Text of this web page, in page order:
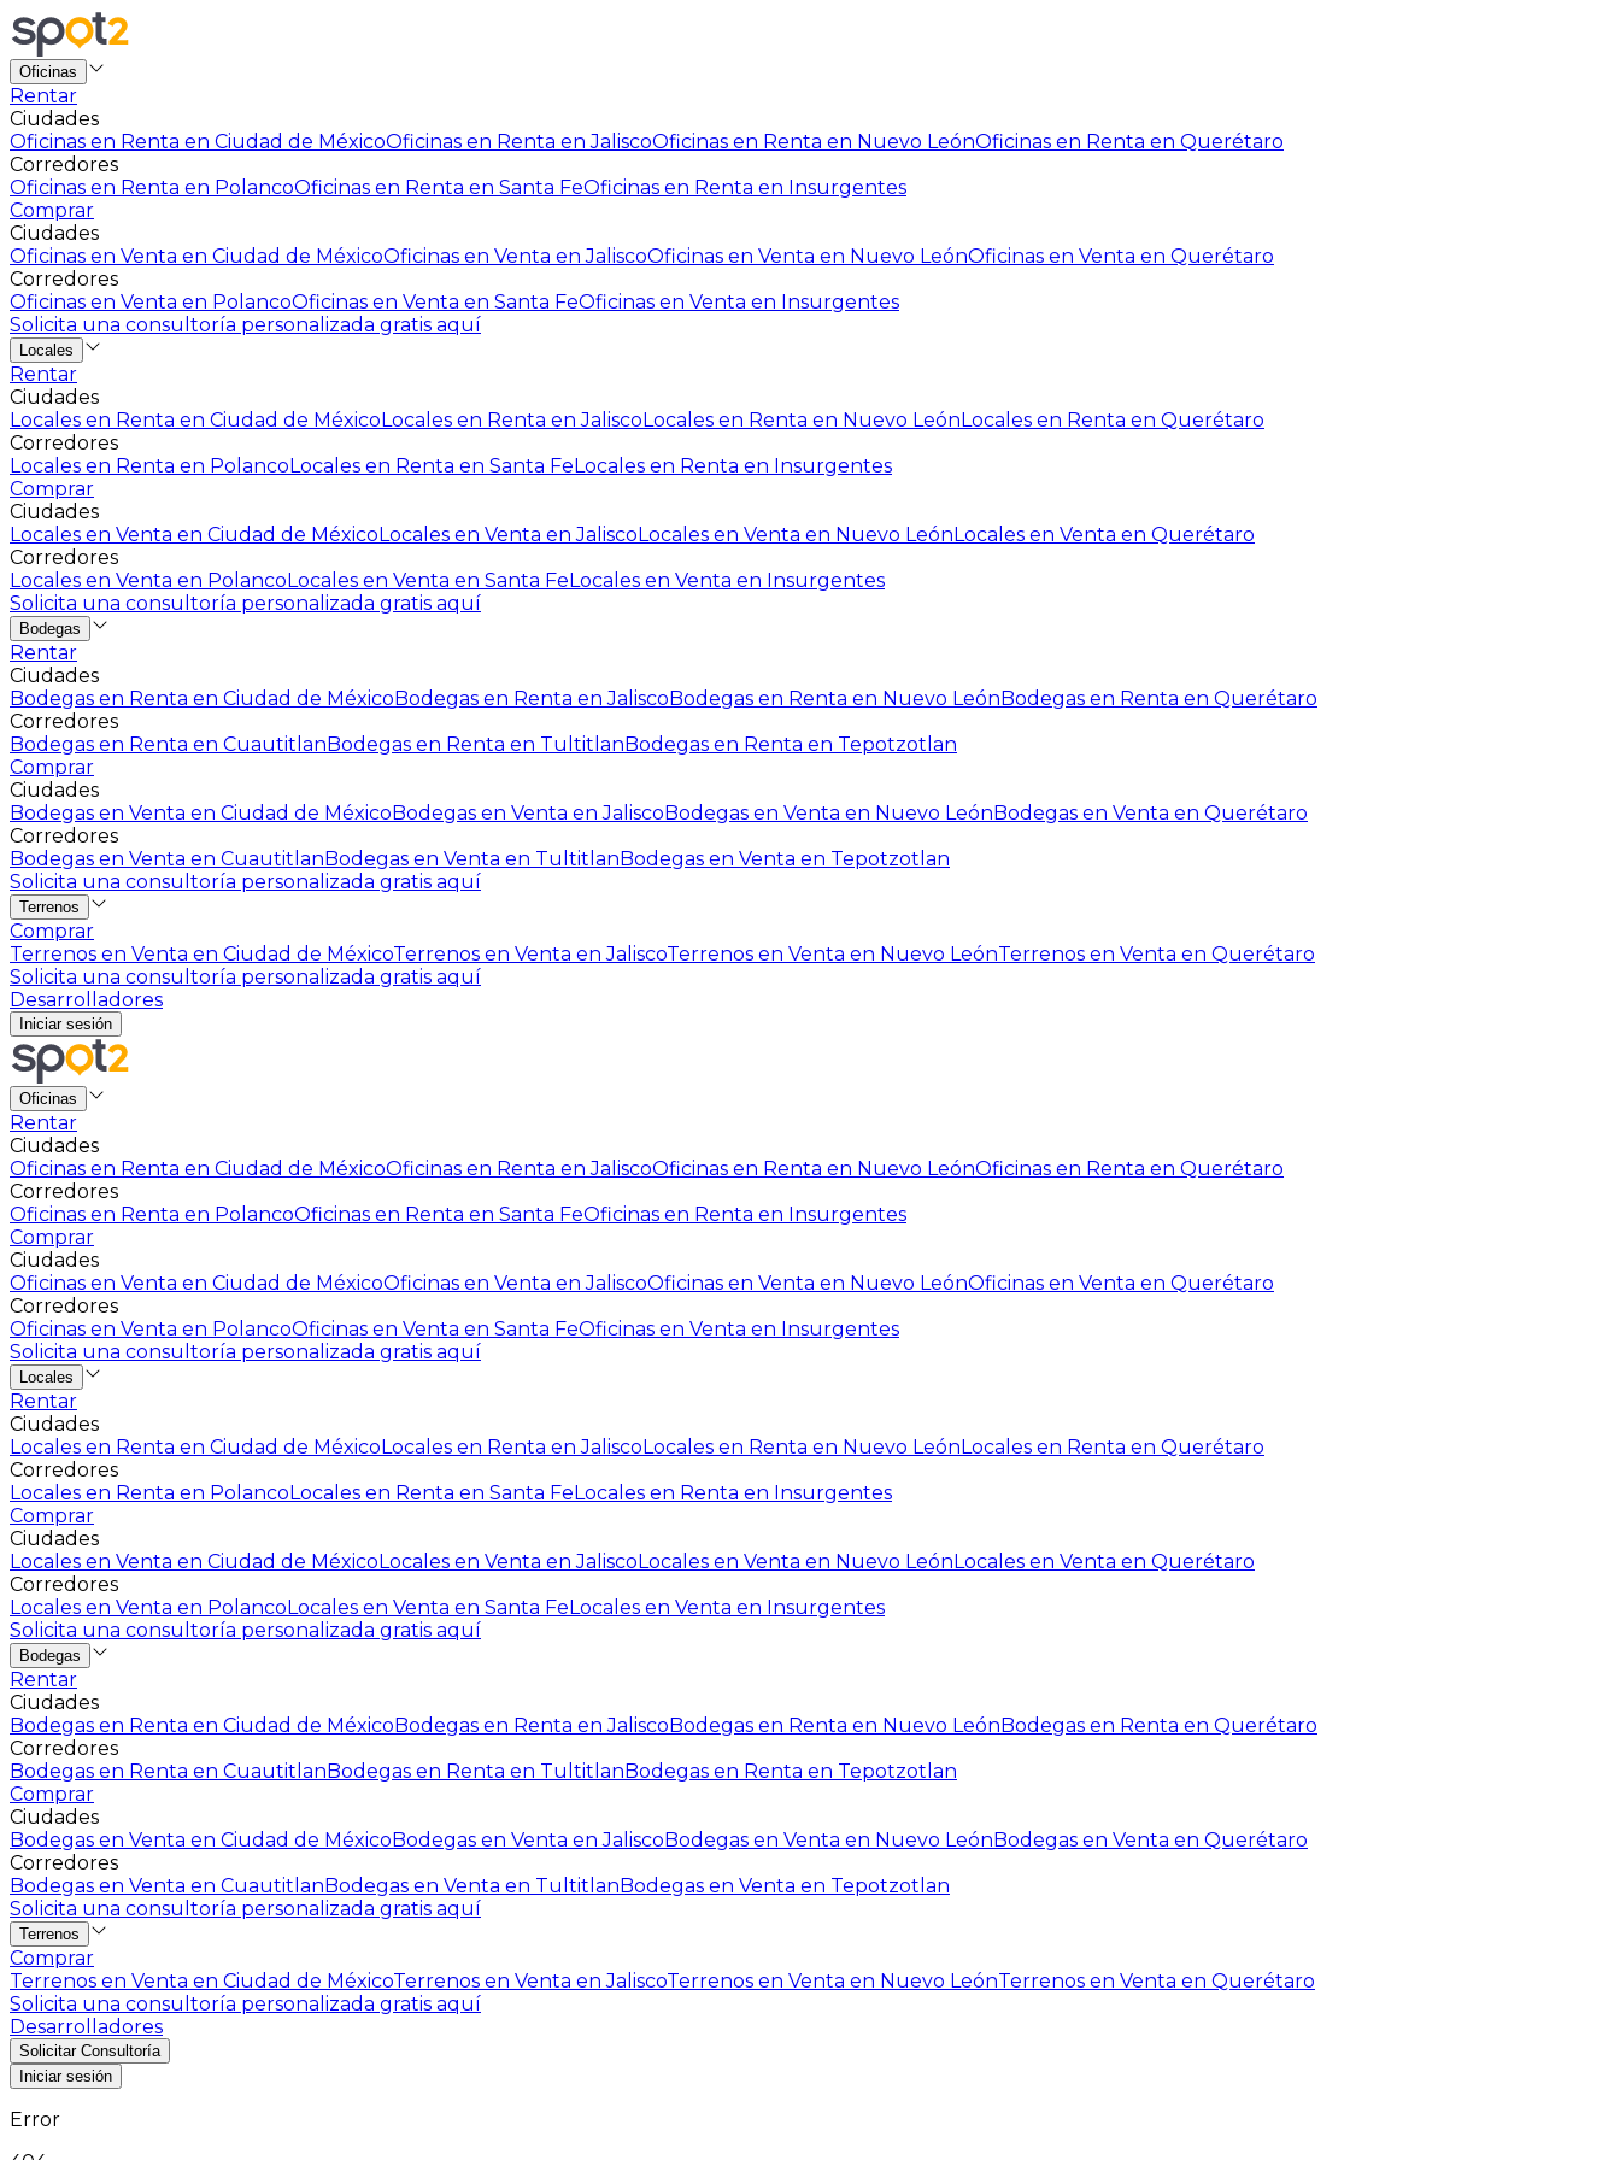
Oficinas
Rentar
Ciudades
Oficinas en Renta en Ciudad de MéxicoOficinas en Renta en JaliscoOficinas en Renta en Nuevo LeónOficinas en Renta en Querétaro
Corredores
Oficinas en Renta en PolancoOficinas en Renta en Santa FeOficinas en Renta en Insurgentes
Comprar
Ciudades
Oficinas en Venta en Ciudad de MéxicoOficinas en Venta en JaliscoOficinas en Venta en Nuevo LeónOficinas en Venta en Querétaro
Corredores
Oficinas en Venta en PolancoOficinas en Venta en Santa FeOficinas en Venta en Insurgentes
Solicita una consultoría personalizada gratis aquí
Locales
Rentar
Ciudades
Locales en Renta en Ciudad de MéxicoLocales en Renta en JaliscoLocales en Renta en Nuevo LeónLocales en Renta en Querétaro
Corredores
Locales en Renta en PolancoLocales en Renta en Santa FeLocales en Renta en Insurgentes
Comprar
Ciudades
Locales en Venta en Ciudad de MéxicoLocales en Venta en JaliscoLocales en Venta en Nuevo LeónLocales en Venta en Querétaro
Corredores
Locales en Venta en PolancoLocales en Venta en Santa FeLocales en Venta en Insurgentes
Solicita una consultoría personalizada gratis aquí
Bodegas
Rentar
Ciudades
Bodegas en Renta en Ciudad de MéxicoBodegas en Renta en JaliscoBodegas en Renta en Nuevo LeónBodegas en Renta en Querétaro
Corredores
Bodegas en Renta en CuautitlanBodegas en Renta en TultitlanBodegas en Renta en Tepotzotlan
Comprar
Ciudades
Bodegas en Venta en Ciudad de MéxicoBodegas en Venta en JaliscoBodegas en Venta en Nuevo LeónBodegas en Venta en Querétaro
Corredores
Bodegas en Venta en CuautitlanBodegas en Venta en TultitlanBodegas en Venta en Tepotzotlan
Solicita una consultoría personalizada gratis aquí
Terrenos
Comprar
Terrenos en Venta en Ciudad de MéxicoTerrenos en Venta en JaliscoTerrenos en Venta en Nuevo LeónTerrenos en Venta en Querétaro
Solicita una consultoría personalizada gratis aquí
Desarrolladores
Iniciar sesión
Oficinas
Rentar
Ciudades
Oficinas en Renta en Ciudad de MéxicoOficinas en Renta en JaliscoOficinas en Renta en Nuevo LeónOficinas en Renta en Querétaro
Corredores
Oficinas en Renta en PolancoOficinas en Renta en Santa FeOficinas en Renta en Insurgentes
Comprar
Ciudades
Oficinas en Venta en Ciudad de MéxicoOficinas en Venta en JaliscoOficinas en Venta en Nuevo LeónOficinas en Venta en Querétaro
Corredores
Oficinas en Venta en PolancoOficinas en Venta en Santa FeOficinas en Venta en Insurgentes
Solicita una consultoría personalizada gratis aquí
Locales
Rentar
Ciudades
Locales en Renta en Ciudad de MéxicoLocales en Renta en JaliscoLocales en Renta en Nuevo LeónLocales en Renta en Querétaro
Corredores
Locales en Renta en PolancoLocales en Renta en Santa FeLocales en Renta en Insurgentes
Comprar
Ciudades
Locales en Venta en Ciudad de MéxicoLocales en Venta en JaliscoLocales en Venta en Nuevo LeónLocales en Venta en Querétaro
Corredores
Locales en Venta en PolancoLocales en Venta en Santa FeLocales en Venta en Insurgentes
Solicita una consultoría personalizada gratis aquí
Bodegas
Rentar
Ciudades
Bodegas en Renta en Ciudad de MéxicoBodegas en Renta en JaliscoBodegas en Renta en Nuevo LeónBodegas en Renta en Querétaro
Corredores
Bodegas en Renta en CuautitlanBodegas en Renta en TultitlanBodegas en Renta en Tepotzotlan
Comprar
Ciudades
Bodegas en Venta en Ciudad de MéxicoBodegas en Venta en JaliscoBodegas en Venta en Nuevo LeónBodegas en Venta en Querétaro
Corredores
Bodegas en Venta en CuautitlanBodegas en Venta en TultitlanBodegas en Venta en Tepotzotlan
Solicita una consultoría personalizada gratis aquí
Terrenos
Comprar
Terrenos en Venta en Ciudad de MéxicoTerrenos en Venta en JaliscoTerrenos en Venta en Nuevo LeónTerrenos en Venta en Querétaro
Solicita una consultoría personalizada gratis aquí
Desarrolladores
Solicitar Consultoría
Iniciar sesión
Error